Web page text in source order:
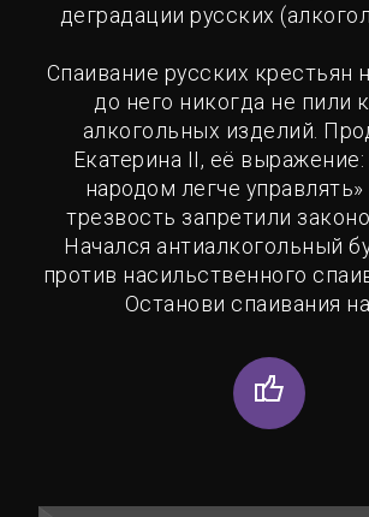
деградации русских
Спаивание русских крестьян
до него никогда не пили
алкогольных изделий.
Екатерина II, её
народом легче управлять»
трезвость запретили
Начался антиалкогольный
против насильственного
Останови спаивания